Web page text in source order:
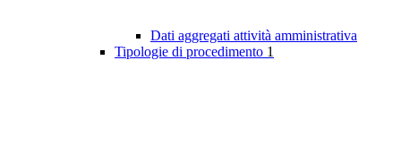
Dati aggregati attività amministrativa
Tipologie di procedimento 1